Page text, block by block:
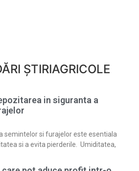
ȘTIRIAGRICOLE
in siguranta a
semintelor si furajelor este esentiala
si a evita pierderile. Umiditatea,